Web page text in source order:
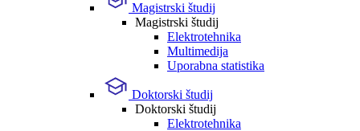
Magistrski študij
Magistrski študij
Elektrotehnika
Multimedija
Uporabna statistika
Doktorski študij
Doktorski študij
Elektrotehnika